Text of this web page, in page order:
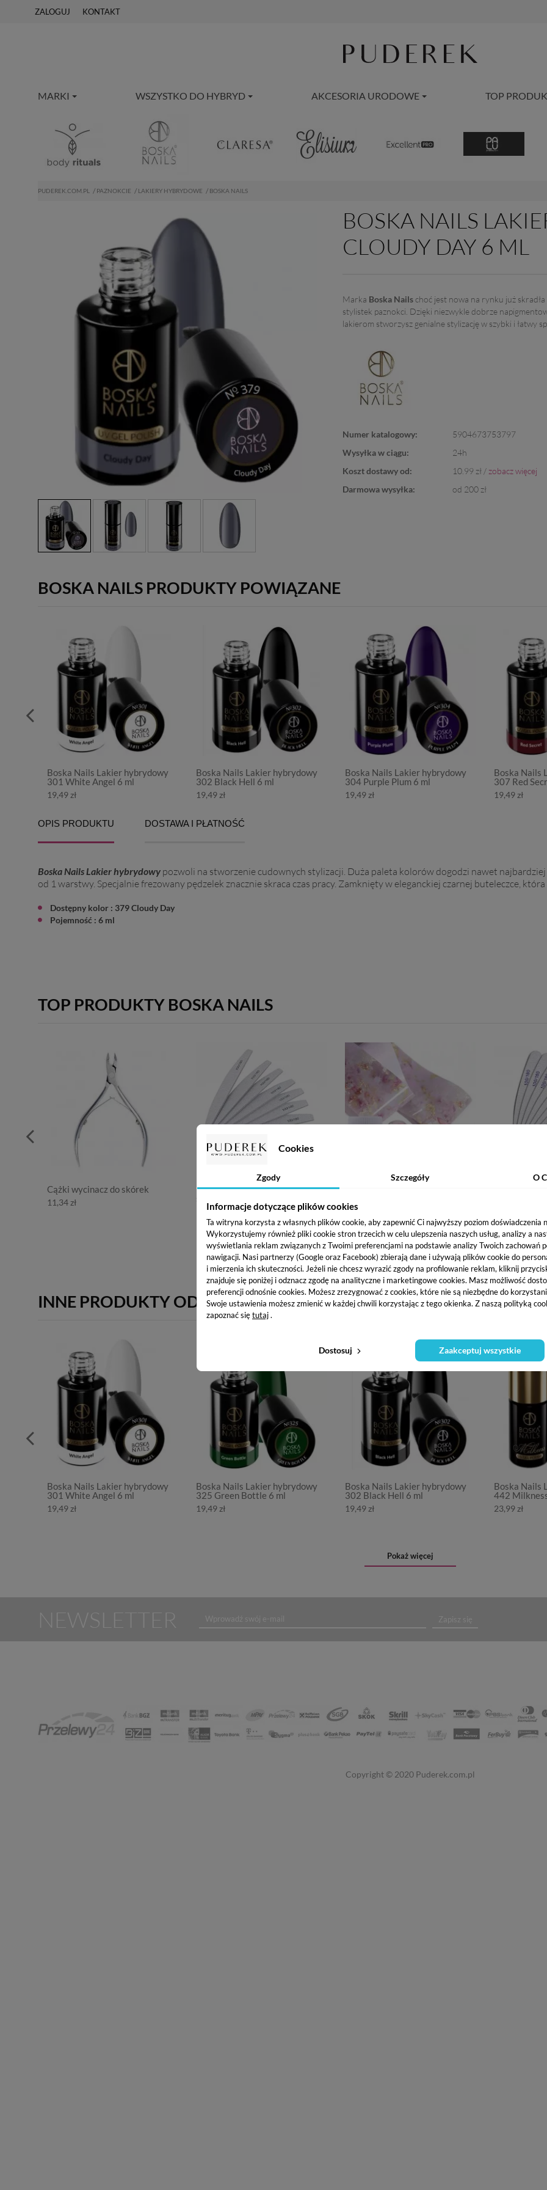
Cookies
Zgody Szczegóły O
Informacje dotyczące plików cookies
Ta witryna korzysta z własnych plików cookie, aby zapewnić Ci najwyższy poziom doświadczenia
Wykorzystujemy również pliki cookie stron trzecich w celu ulepszenia naszych usług, analizy a
wyświetlania reklam związanych z Twoimi preferencjami na podstawie analizy Twoich zachowań
nawigacji. Nasi partnerzy (Google oraz Facebook) zbierają dane i używają plików cookie do
i mierzenia ich skuteczności. Jeżeli nie chcesz wyrazić zgody na profilowanie reklam, kliknij
znajduje się poniżej i odznacz zgodę na analityczne i marketingowe cookies. Masz możliwość
preferencji odnośnie cookies. Możesz zrezygnować z cookies, które nie są niezbędne do
Swoje ustawienia możesz zmienić w każdej chwili korzystając z tego okienka. Z naszą polityką
zapoznać siętutaj.
Dostosuj Zaakceptuj wszystkie
ZALOGUJ KONTAKT
MARKI WSZYSTKO DO HYBRYD AKCESORIA URODOWE TOP
PUDEREK.COM.PL PAZNOKCIE LAKIERY HYBRYDOWE BOSKA NAILS
BOSKA NAILS
CLOUDY DAY 6 ML
Marka Boska Nailschoć jest nowa na rynku już skradła
stylistek paznokci. Dzięki niezwykle dobrze
lakierom stworzysz genialne stylizację w szybki i łatwy
Numer katalogowy:
5904673753797
Wysyłka w ciągu:
24h
Koszt dostawy od:
10.99 zł /zobacz więcej
Darmowa wysyłka:
od 200 zł
BOSKA NAILS PRODUKTY POWIĄZANE
Boska Nails Lakier hybrydowy
301 White Angel 6 ml
19,49 zł
Boska Nails Lakier hybrydowy
302 Black Hell 6 ml
19,49 zł
Boska Nails Lakier hybrydowy
304 Purple Plum 6 ml
19,49 zł
Boska Nails
307 Red
19,49 zł
OPIS PRODUKTU DOSTAWA I PŁATNOŚĆ
Boska Nails Lakier hybrydowy pozwoli na stworzenie cudownych stylizacji. Duża paleta kolorów dogodzi nawet
od 1 warstwy. Specjalnie frezowany pędzelek znacznie skraca czas pracy. Zamknięty w eleganckiej czarnej buteleczce,
Dostępny kolor : 379 Cloudy Day
Pojemność : 6 ml
TOP PRODUKTY BOSKA NAILS
Cążki wycinacz do skórek
11,34 zł
10 x Pilnik Premium
100/180 - zebra
10,30 zł
cm
5,90 zł 9,26 zł
Pokaż więcej
INNE PRODUKTY OD BOSKA NAILS
Boska Nails Lakier hybrydowy
301 White Angel 6 ml
19,49 zł
Boska Nails Lakier hybrydowy
325 Green Bottle 6 ml
19,49 zł
Boska Nails Lakier hybrydowy
302 Black Hell 6 ml
19,49 zł
Boska Nails
442
23,99 zł
Pokaż więcej
NEWSLETTER Zapisz się
Copyright © 2020 Puderek.com.pl